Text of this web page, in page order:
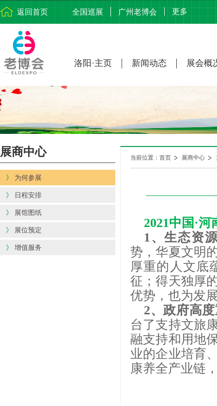
返回首页 全国巡展 广州老博会 更多
洛阳·主页 新闻动态 展会概
展商中心
》 为何参展
》 日程安排
》 展馆图纸
》 展位预定
》 增值服务
当前位置：首页 展商中心
2021中国·
1、生态资
势，华夏文明
厚重的人文底
征；得天独厚
优势，也为发
2、政府高
台了支持文旅
融支持和用地
业的企业培育
康养全产业链